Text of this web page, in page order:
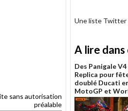
sans autorisation
préalable
Une liste Twitter
A lire
Des Panigale V4
Replica pour
doublé Ducati
MotoGP et